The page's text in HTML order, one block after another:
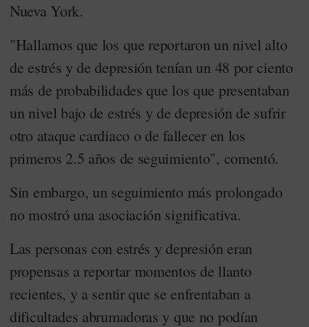
Nueva York.
"Hallamos que los que reportaron un nivel alto
de estrés y de depresión tenían un 48 por ciento
más de probabilidades que los que presentaban
un nivel bajo de estrés y de depresión de sufrir
otro ataque cardiaco o de fallecer en los
primeros 2.5 años de seguimiento", comentó.
Sin embargo, un seguimiento más prolongado
no mostró una asociación significativa.
Las personas con estrés y depresión eran
propensas a reportar momentos de llanto
recientes, y a sentir que se enfrentaban a
dificultades abrumadoras y que no podían